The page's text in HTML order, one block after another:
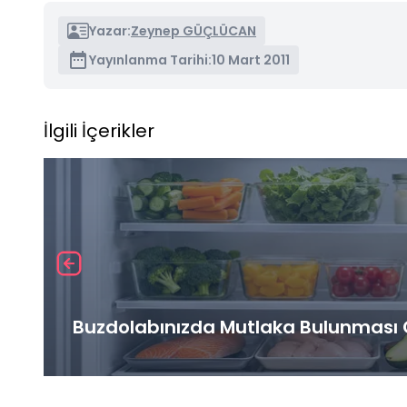
Yazar:Zeynep GÜÇLÜCAN
Yayınlanma Tarihi:10 Mart 2011
İlgili İçerikler
Buzdolabınızda Mutlaka Bulunması